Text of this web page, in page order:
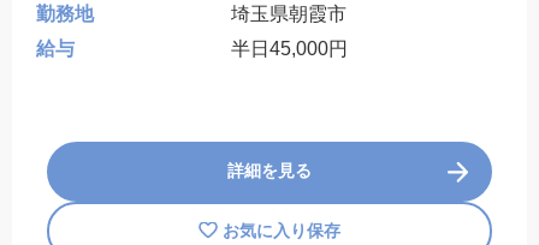
勤務地
埼玉県朝霞市
給与
半日45,000円
詳細を見る
お気に入り保存